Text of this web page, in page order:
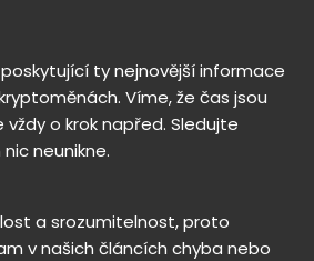
ty nejnovější informace
Víme, že čas jsou
o krok napřed. Sledujte
neunikne.
a srozumitelnost, proto
v našich článcích chyba nebo